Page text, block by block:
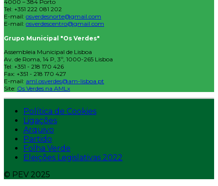
4000 – 384 Porto
Tel: +351 222 081 202
E-mail: osverdesnorte@gmail.com
E-mail: osverdescentro@gmail.com
Grupo Municipal "Os Verdes"
Assembleia Municipal de Lisboa
Av. de Roma, 14 P, 3º, 1000-265 Lisboa
Tel: +351 - 218 170 426
Fax: +351 - 218 170 427
E-mail: aml.osverdes@am-lisboa.pt
Site: Os Verdes na AMLx
Política de Cookies
Ligações
Arquivo
Partido
Folha Verde
Eleições Legislativas 2022
© PEV 2025